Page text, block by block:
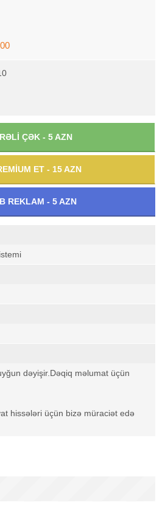
ÇƏK - 5 AZN
ET - 15 AZN
REKLAM - 5 AZN
dəyişir.Dəqiq məlumat üçün
hissələri üçün bizə müraciət edə